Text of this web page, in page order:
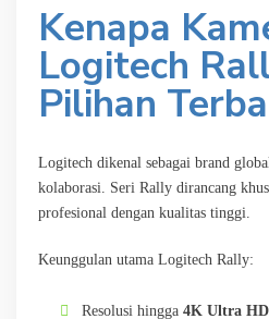
Kenapa
Logitech
Pilihan
Logitech dikenal sebagai brand
kolaborasi. Seri Rally dirancang
profesional dengan kualitas tinggi.
Keunggulan utama Logitech Rally:
Resolusi hingga 4K Ultra HD